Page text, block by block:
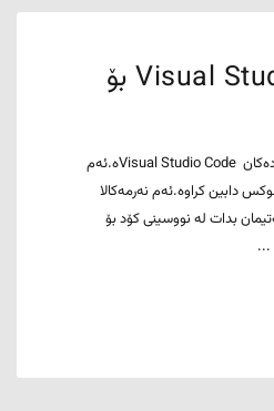
نەرمەکالای Visual Studio بۆ
بەهێزترین دەستکاریکەری کۆدەکان Visual Studio Codeە.ئەم
دابین کراوە.ئەم نەرمەکالا
بدات لە نووسینی کۆد بۆ
...